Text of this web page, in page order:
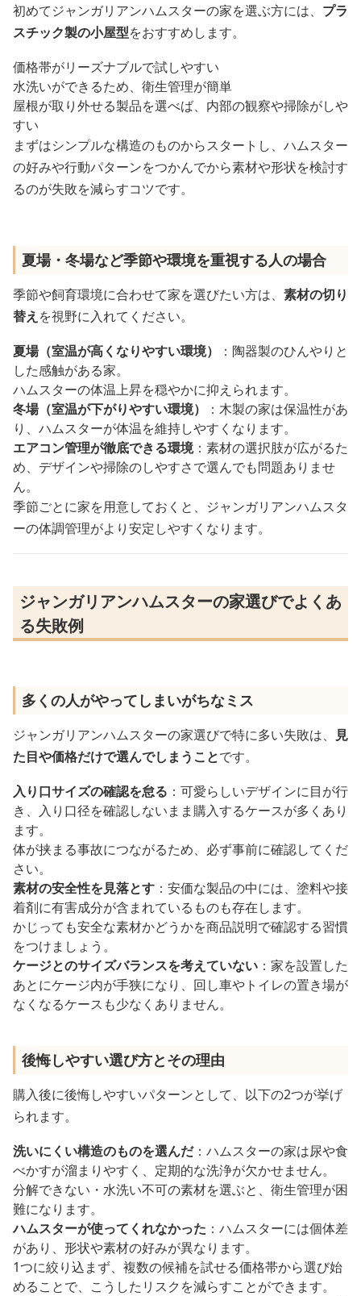
初めてジャンガリアンハムスターの家を選ぶ方には、 プラ
スチック製の小屋型をおすすめします。
価格帯がリーズナブルで試しやすい
水洗いができるため、衛生管理が簡単
屋根が取り外せる製品を選べば、内部の観察や掃除がしや
すい
まずはシンプルな構造のものからスタートし、ハムスター
の好みや行動パターンをつかんでから素材や形状を検討す
るのが失敗を減らすコツです。
夏場・冬場など季節や環境を重視する人の場合
季節や飼育環境に合わせて家を選びたい方は、 素材の切り
替え を視野に入れてください。
夏場（室温が高くなりやすい環境）
：陶器製のひんやりと
した感触がある家。
ハムスターの体温上昇を穏やかに抑えられます。
冬場（室温が下がりやすい環境）
：木製の家は保温性があ
り、ハムスターが体温を維持しやすくなります。
エアコン管理が徹底できる環境：素材の選択肢が広がるた
め、デザインや掃除のしやすさで選んでも問題ありませ
ん。
季節ごとに家を用意しておくと、ジャンガリアンハムスタ
ーの体調管理がより安定しやすくなります。
ジャンガリアンハムスターの家選びでよくあ
る失敗例
多くの人がやってしまいがちなミス
ジャンガリアンハムスターの家選びで特に多い失敗は、
見
た目や価格だけで選んでしまうことです。
入り口サイズの確認を怠る ：可愛らしいデザインに目が行
き、入り口径を確認しないまま購入するケースが多くあり
ます。
体が挟まる事故につながるため、必ず事前に確認してくだ
さい。
素材の安全性を見落とす ：安価な製品の中には、塗料や接
着剤に有害成分が含まれているものも存在します。
かじっても安全な素材かどうかを商品説明で確認する習慣
をつけましょう。
ケージとのサイズバランスを考えていない ：家を設置した
あとにケージ内が手狭になり、回し車やトイレの置き場が
なくなるケースも少なくありません。
後悔しやすい選び方とその理由
購入後に後悔しやすいパターンとして、以下の2つが挙げ
られます。
洗いにくい構造のものを選んだ：ハムスターの家は尿や食
べかすが溜まりやすく、定期的な洗浄が欠かせません。
分解できない・水洗い不可の素材を選ぶと、衛生管理が困
難になります。
ハムスターが使ってくれなかった ：ハムスターには個体差
があり、形状や素材の好みが異なります。
1つに絞り込まず、複数の候補を試せる価格帯から選び始
めることで、こうしたリスクを減らすことができます。